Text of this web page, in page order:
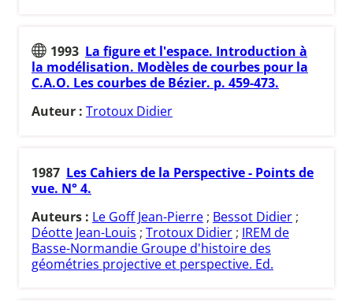
1993 La figure et l'espace. Introduction à
la modélisation. Modèles de courbes pour la
C.A.O. Les courbes de Bézier. p. 459-473.
Auteur : Trotoux Didier
1987 Les Cahiers de la Perspective - Points de
vue. N° 4.
Auteurs : Le Goff Jean-Pierre ; Bessot Didier ;
Déotte Jean-Louis ; Trotoux Didier ; IREM de
Basse-Normandie Groupe d'histoire des
géométries projective et perspective. Ed.